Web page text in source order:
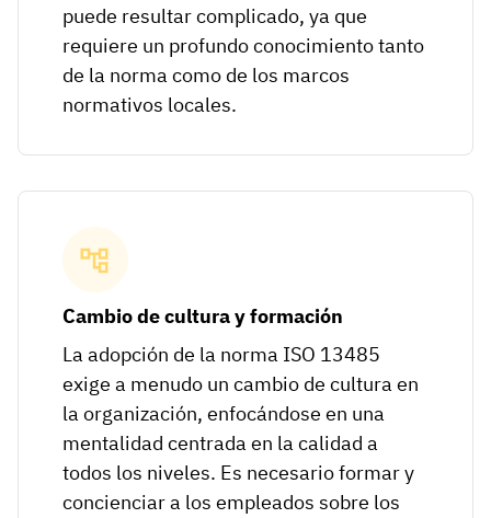
puede resultar complicado, ya que
requiere un profundo conocimiento tanto
de la norma como de los marcos
normativos locales.
Cambio de cultura y formación
La adopción de la norma ISO 13485
exige a menudo un cambio de cultura en
la organización, enfocándose en una
mentalidad centrada en la calidad a
todos los niveles. Es necesario formar y
concienciar a los empleados sobre los